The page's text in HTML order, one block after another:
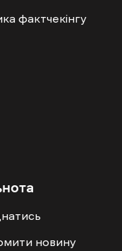
села Малий